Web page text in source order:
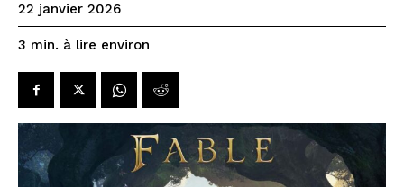
22 janvier 2026
3 min. à lire environ